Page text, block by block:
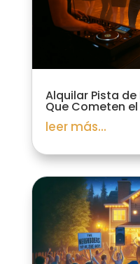
Alquilar Pista de
Que Cometen
leer más...